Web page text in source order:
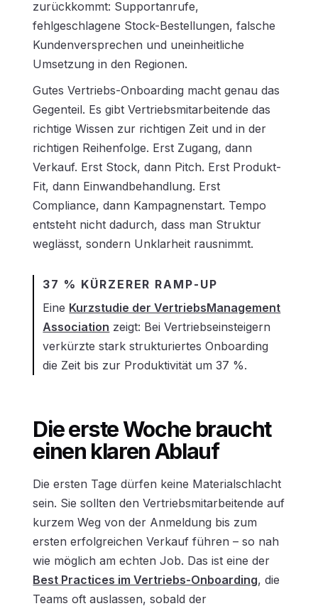
zurückkommt: Supportanrufe,
fehlgeschlagene Stock-Bestellungen, falsche
Kundenversprechen und uneinheitliche
Umsetzung in den Regionen.
Gutes Vertriebs-Onboarding macht genau das
Gegenteil. Es gibt Vertriebsmitarbeitende das
richtige Wissen zur richtigen Zeit und in der
richtigen Reihenfolge. Erst Zugang, dann
Verkauf. Erst Stock, dann Pitch. Erst Produkt-
Fit, dann Einwandbehandlung. Erst
Compliance, dann Kampagnenstart. Tempo
entsteht nicht dadurch, dass man Struktur
weglässt, sondern Unklarheit rausnimmt.
37 % KÜRZERER RAMP-UP
Eine Kurzstudie der VertriebsManagement
Association zeigt: Bei Vertriebseinsteigern
verkürzte stark strukturiertes Onboarding
die Zeit bis zur Produktivität um 37 %.
Die erste Woche braucht
einen klaren Ablauf
Die ersten Tage dürfen keine Materialschlacht
sein. Sie sollten den Vertriebsmitarbeitende auf
kurzem Weg von der Anmeldung bis zum
ersten erfolgreichen Verkauf führen – so nah
wie möglich am echten Job. Das ist eine der
Best Practices im Vertriebs-Onboarding, die
Teams oft auslassen, sobald der